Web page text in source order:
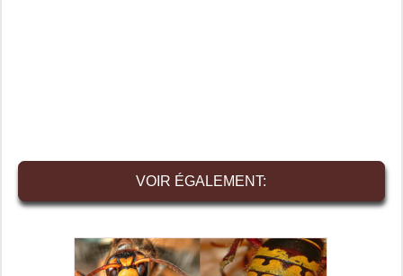
VOIR ÉGALEMENT: